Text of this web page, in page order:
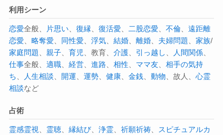
利用シーン
恋愛全般、 片思い 復縁 復活愛 二股恋愛 不倫、 遠距離
恋愛
略奪愛 同性愛 浮気、 結婚、 離婚、 夫婦問題 家族/
家庭問題
親子、 育児 、教育、 介護、 引っ越し 人間関係、
仕事全般、 適職、 経営、 進路 相性 ママ友、 相手の気持
ち
人生相談 開運 運勢、 健康、 金銭 動物 、故人、 心霊
相談など
占術
霊感霊視 霊聴、 縁結び、 浄霊、 祈願祈祷、 スピチュアルカ